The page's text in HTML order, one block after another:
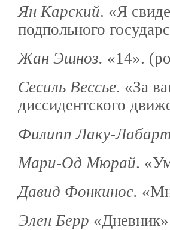
Ян Карский. «Я
подпольного
Жан Эшноз. «14».
Сесиль Вессье. «За
диссидентского
Филипп Лаку-Лабарт
Мари-Од Мюрай.
Давид Фонкинос.
Элен Берр